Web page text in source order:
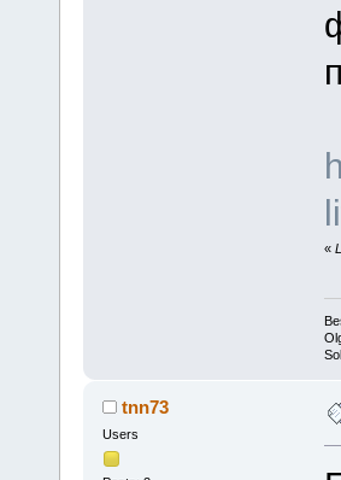
«
tnn73
Users